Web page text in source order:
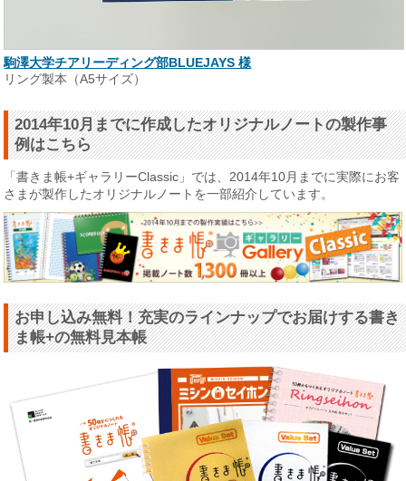
駒澤大学チアリーディング部BLUEJAYS 様
リング製本（A5サイズ）
2014年10月までに作成したオリジナルノートの製作事
例はこちら
「書きま帳+ギャラリーClassic」では、2014年10月までに実際にお客
さまが製作したオリジナルノートを一部紹介しています。
お申し込み無料！充実のラインナップでお届けする書き
ま帳+の無料見本帳